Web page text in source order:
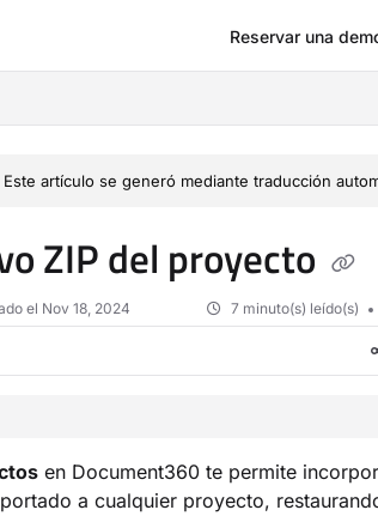
Reservar una
Este artículo se generó mediante traducción
ZIP del proyecto
el Nov 18, 2024 7 minuto(s) leído(s)
en Document360 te permite
a cualquier proyecto,